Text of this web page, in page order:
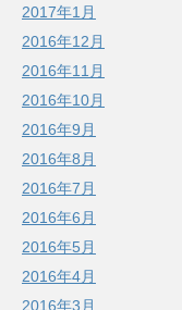
2017年1月
2016年12月
2016年11月
2016年10月
2016年9月
2016年8月
2016年7月
2016年6月
2016年5月
2016年4月
2016年3月